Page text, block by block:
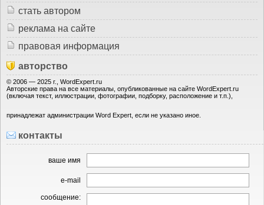
стать автором
реклама на сайте
правовая информация
авторство
© 2006 — 2025 г., WordExpert.ru
Авторские права на все материалы, опубликованные на сайте WordExpert.ru
(включая текст, иллюстрации, фотографии, подборку, расположение и т.п.),
принадлежат администрации Word Expert, если не указано иное.
контакты
ваше имя
e-mail
сообщение: